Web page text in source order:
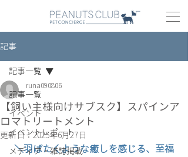
記事
記事一覧
イベント
イベントレポート
メディア・雑誌掲載
記事一覧
【飼い主様向けサブスク】スパインア
ロマトリートメント
runa090806
更新日：2025年6月27日
＼羽ばたくような癒しを感じる、至福